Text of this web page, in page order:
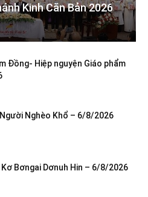
Kinh Căn Bản 2026
Đồng- Hiệp nguyện Giáo phẩm
Nghèo Khổ – 6/8/2026
Kơ Bơngai Dơnuh Hin – 6/8/2026